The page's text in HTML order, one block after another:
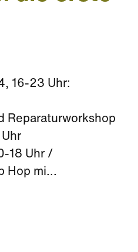
16-23 Uhr:
Reparaturworkshop
18 Uhr /
Hop mi...